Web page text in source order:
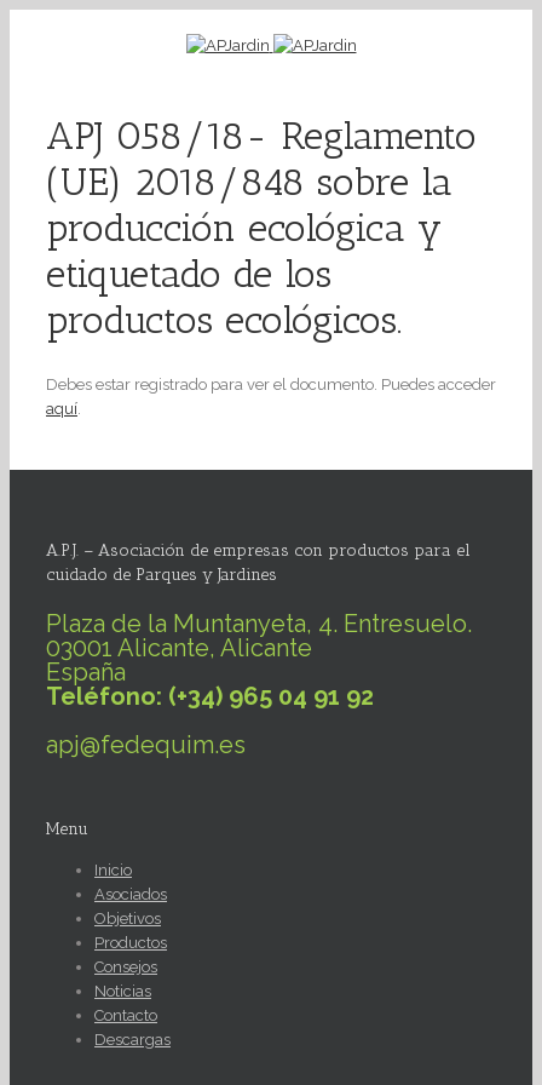
APJ 058/18- Reglamento
(UE) 2018/848 sobre la
producción ecológica y
etiquetado de los
productos ecológicos.
Debes estar registrado para ver el documento. Puedes acceder
aquí.
A.P.J. – Asociación de empresas con productos para el
cuidado de Parques y Jardines
Plaza de la Muntanyeta, 4. Entresuelo.
03001 Alicante, Alicante
España
Teléfono: (+34) 965 04 91 92
apj@fedequim.es
Menu
Inicio
Asociados
Objetivos
Productos
Consejos
Noticias
Contacto
Descargas